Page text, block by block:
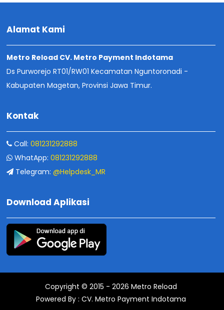
Alamat Kami
Metro Reload CV. Metro Payment Indotama
Ds Purworejo RT01/RW01 Kecamatan Nguntoronadi -
Kabupaten Magetan, Provinsi Jawa Timur.
Kontak
Call: 081231292888
WhatApp: 081231292888
Telegram: @Helpdesk_MR
Download Aplikasi
Copyright © 2015 - 2026 Metro Reload
Powered By : CV. Metro Payment Indotama